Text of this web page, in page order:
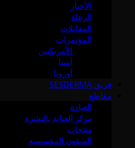
الأخبار
الرعاة
المقابلات
المؤتمرات
الأمريكتين
آسيا
أوروبا
فريق SESDERMA
مقاطع
العيادة
مركز العناية بالبشرة
منتجات
الشؤون المؤسسية